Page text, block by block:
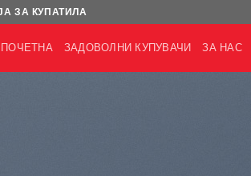
ЗА КУПАТИЛА
ПОЧЕТНА ЗАДОВОЛНИ КУПУВАЧИ ЗА НАС